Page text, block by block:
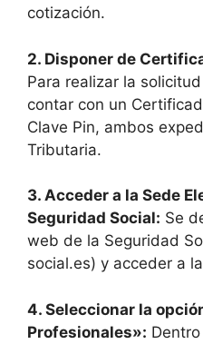
cotización.
2. Disponer de
Para realizar la
contar con un
Clave Pin, ambos
Tributaria.
3. Acceder a la Sede
Seguridad Social: Se
web de la Seguridad
social.es) y acceder a
4. Seleccionar la
Profesionales»: